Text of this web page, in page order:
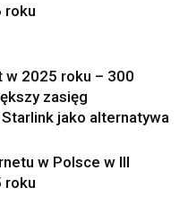
roku
w 2025 roku – 300
zasięg
jako alternatywa
w Polsce w III
roku